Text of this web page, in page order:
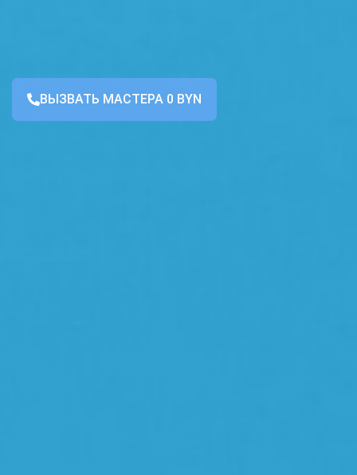
ВЫЗВАТЬ МАСТЕРА 0 BYN